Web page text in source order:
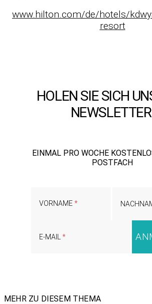
www.hilton.com/de/hotels/
resort
HOLEN SIE SICH
EINMAL PRO WOCHE
POSTFACH
VORNAME
E-MAIL
MEHR ZU DIESEM THEMA